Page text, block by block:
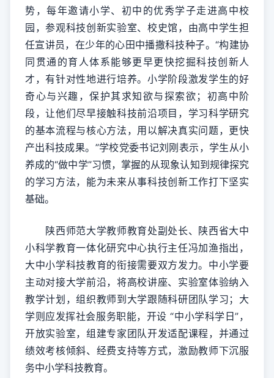
势，每年邀请小学、初中的优秀学子走进高中校
园，参观科技创新实验室、校史馆，由高中学生担
任宣讲员，在少年的心田中播撒科技种子。“构建协
同贯通的育人体系能够更早更快挖掘科技创新人
才，有针对性地进行培养。小学阶段激发学生的好
奇心与兴趣，保护其求知欲与探索欲；初高中阶
段，让他们尽早接触科技前沿项目，学习科学研究
的基本流程与核心方法，用以解决真实问题，更快
产出科技成果。”学校党委书记刘刚表示，学生从小
养成的“做中学”习惯，掌握的从现象认知到规律探究
的学习方法，能为未来从事科技创新工作打下坚实
基础。
陕西师范大学教师教育处副处长、陕西省大中
小科学教育一体化研究中心执行主任冯加渔指出，
大中小学科技教育的衔接需要双方发力。中小学要
主动对接大学前沿，将高校讲座、实验室体验纳入
教学计划，组织教师到大学跟随科研团队学习；大
学则应发挥社会服务职能，开设 “中小学科学日”，
开放实验室，组建专家团队开发适配课程，并通过
绩效考核倾斜、经费支持等方式，激励教师下沉服
务中小学科技教育。